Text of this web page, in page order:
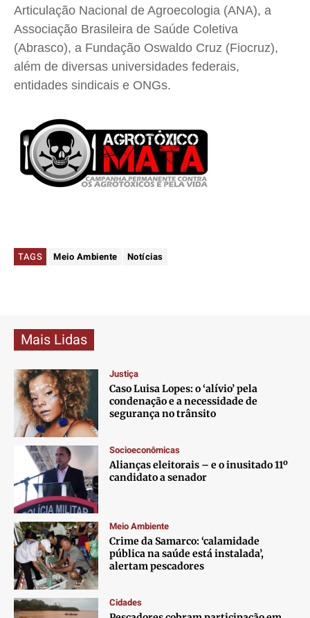
Articulação Nacional de Agroecologia (ANA), a
Associação Brasileira de Saúde Coletiva
(Abrasco), a Fundação Oswaldo Cruz (Fiocruz),
além de diversas universidades federais,
entidades sindicais e ONGs.
TAGS Meio Ambiente Notícias
Mais Lidas
Justiça
Caso Luisa Lopes: o ‘alívio’ pela
condenação e a necessidade de
segurança no trânsito
Socioeconômicas
Alianças eleitorais – e o inusitado 11º
candidato a senador
Meio Ambiente
Crime da Samarco: ‘calamidade
pública na saúde está instalada’,
alertam pescadores
Cidades